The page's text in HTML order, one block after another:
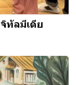
ทัลมีเดีย